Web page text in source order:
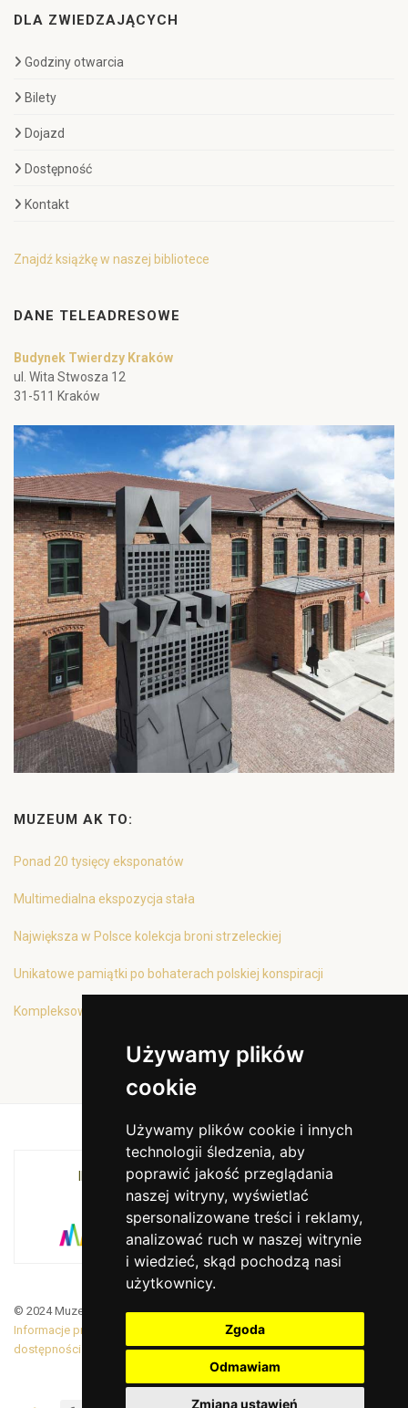
Używamy plików
cookie
Używamy plików cookie i innych
technologii śledzenia, aby
poprawić jakość przeglądania
naszej witryny, wyświetlać
spersonalizowane treści i reklamy,
analizować ruch w naszej witrynie
i wiedzieć, skąd pochodzą nasi
użytkownicy.
Zgoda
Odmawiam
Zmiana ustawień
DLA ZWIEDZAJĄCYCH
Godziny otwarcia
Bilety
Dojazd
Dostępność
Kontakt
Znajdź książkę w naszej bibliotece
DANE TELEADRESOWE
Budynek Twierdzy Kraków
ul. Wita Stwosza 12
31-511 Kraków
MUZEUM AK TO:
Ponad 20 tysięcy eksponatów
Multimedialna ekspozycja stała
Największa w Polsce kolekcja broni strzeleckiej
Unikatowe pamiątki po bohaterach polskiej konspiracji
Kompleksowa oferta edukacyjna
INSTYTUCJA KULTURY MIASTA KRAKOWA I
WOJEWÓDZTWA MAŁOPOLSKIEGO
© 2024 Muzeum Armii Krajowej. Translated by Google Translate
Informacje prawne
Zamówienia publiczne|
dostępności